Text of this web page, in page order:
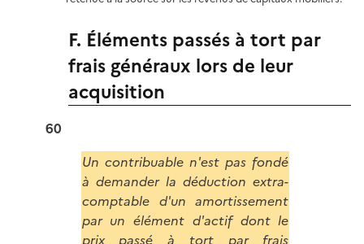
F. Éléments passés à tort par
frais généraux lors de leur
acquisition
60
Un contribuable n'est pas fondé
à demander la déduction extra-
comptable d'un amortissement
par un élément d'actif dont le
prix passé à tort par frais